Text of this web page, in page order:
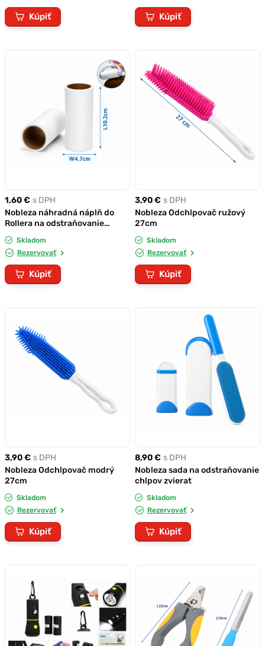
Kúpiť Kúpiť
1,60 € s DPH
Nobleza náhradná náplň do
Rollera na odstraňovanie
chlpov 2ks
Skladom
Rezervovať
Kúpiť
3,90 € s DPH
Nobleza Odchlpovač ružový
27cm
Skladom
Rezervovať
Kúpiť
3,90 € s DPH
Nobleza Odchlpovač modrý
27cm
Skladom
Rezervovať
Kúpiť
8,90 € s DPH
Nobleza sada na odstraňovanie
chlpov zvierat
Skladom
Rezervovať
Kúpiť